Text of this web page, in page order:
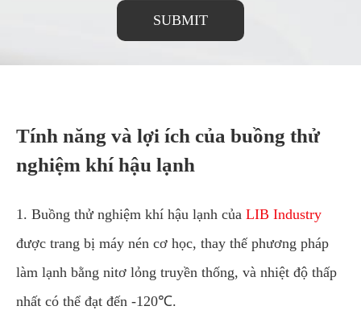
SUBMIT
Tính năng và lợi ích của buồng thử
nghiệm khí hậu lạnh
1. Buồng thử nghiệm khí hậu lạnh của LIB Industry
được trang bị máy nén cơ học, thay thế phương pháp
làm lạnh bằng nitơ lỏng truyền thống, và nhiệt độ thấp
nhất có thể đạt đến -120℃.